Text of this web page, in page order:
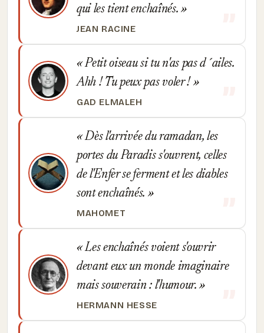
qui les tient enchaînés.
JEAN RACINE
Petit oiseau si tu n'as pas d´ailes.
Ahh ! Tu peux pas voler !
GAD ELMALEH
Dès l'arrivée du ramadan, les
portes du Paradis s'ouvrent, celles
de l'Enfer se ferment et les diables
sont enchaînés.
MAHOMET
Les enchaînés voient s'ouvrir
devant eux un monde imaginaire
mais souverain : l'humour.
HERMANN HESSE